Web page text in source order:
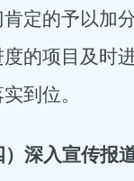
定的予以加
的项目及时
到位。
）深入宣传报道